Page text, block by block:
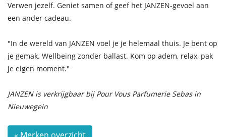
Verwen jezelf. Geniet samen of geef het JANZEN-gevoel aan
een ander cadeau.
"In de wereld van JANZEN voel je je helemaal thuis. Je bent op
je gemak. Wellbeing zonder ballast. Kom op adem, relax, pak
je eigen moment."
JANZEN is verkrijgbaar bij Pour Vous Parfumerie Sebas in
Nieuwegein